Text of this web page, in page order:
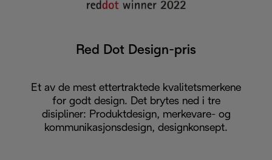
Red Dot Design-pris
Et av de mest ettertraktede kvalitetsmerkene
for godt design. Det brytes ned i tre
disipliner: Produktdesign, merkevare- og
kommunikasjonsdesign, designkonsept.